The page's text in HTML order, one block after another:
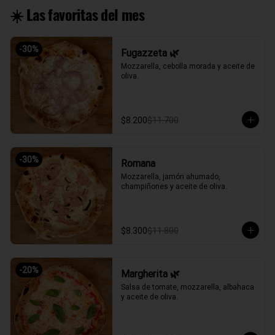
☀️ Las favoritas del mes
-30% Fugazzeta 🌿
Mozzarella, cebolla morada y aceite de
oliva.
$8.200$11.700
-30% Romana
Mozzarella, jamón ahumado,
champiñones y aceite de oliva.
$8.300$11.800
-20% Margherita 🌿
Salsa de tomate, mozzarella, albahaca
y aceite de oliva.